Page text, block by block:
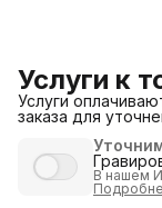
Услуги к
Услуги
заказа для
В нашем